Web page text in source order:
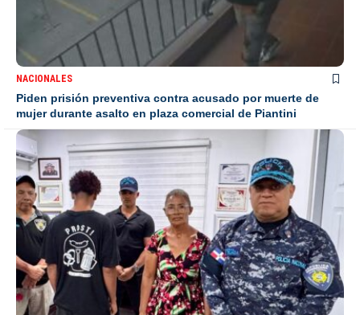
NACIONALES
Piden prisión preventiva contra acusado por muerte de
mujer durante asalto en plaza comercial de Piantini